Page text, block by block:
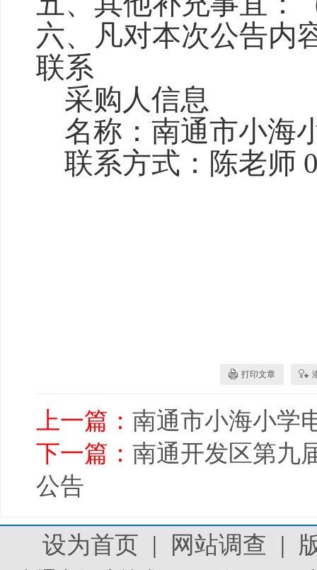
六、凡对本次公告内
联系
采购人信息
名称：南通市小海
联系方式：陈老师
打印文章
上一篇： 南通市小海小学
下一篇： 南通开发区第九
公告
设为首页 | 网站调查 |